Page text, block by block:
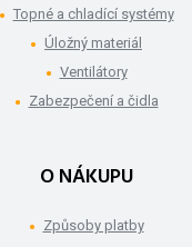
Topné a chladící systémy
Úložný materiál
Ventilátory
Zabezpečení a čidla
O NÁKUPU
Způsoby platby